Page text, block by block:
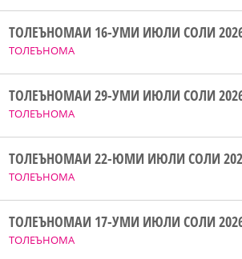
ТОЛЕЪНОМА
ТОЛЕЪНОМАИ 16-УМИ ИЮЛИ СОЛИ
ТОЛЕЪНОМА
ТОЛЕЪНОМАИ 29-УМИ ИЮЛИ СОЛИ
ТОЛЕЪНОМА
ТОЛЕЪНОМАИ 22-ЮМИ ИЮЛИ СОЛИ
ТОЛЕЪНОМА
ТОЛЕЪНОМАИ 17-УМИ ИЮЛИ СОЛИ